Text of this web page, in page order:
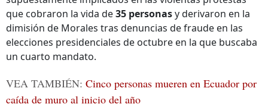
que cobraron la vida de35 personasy derivaron en la
dimisión de Morales tras denuncias de fraude en las
elecciones presidenciales de octubre en la que buscaba
un cuarto mandato.
VEA TAMBIÉN: Cinco personas mueren en Ecuador por
caída de muro al inicio del año